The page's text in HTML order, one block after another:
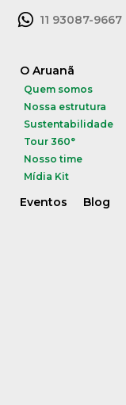
11 93087-9667
O Aruanã
Quem somos
Nossa estrutura
Sustentabilidade
Tour 360°
Nosso time
Mídia Kit
Eventos Blog